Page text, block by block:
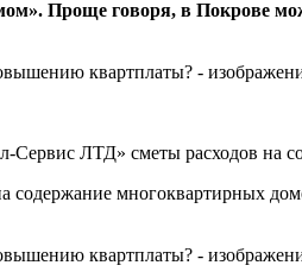
Проще говоря, в Покрове
ЛТД» сметы расходов на
содержание многоквартирных